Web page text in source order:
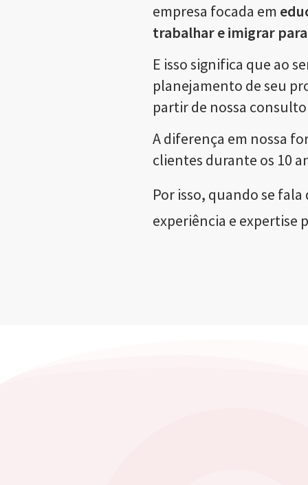
empresa focada em
trabalhar e imigrar para
E isso significa que ao
planejamento de seu
partir de nossa
A diferença em nossa
clientes durante os 10
Por isso, quando se
experiência e expertise